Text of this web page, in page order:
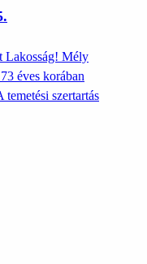
Lakosság! Mély
éves korában
szertartás